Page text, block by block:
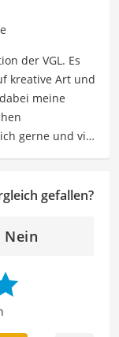
der VGL. Es
kreative Art und
meine
gerne und viel
Korrektheit zu
eine
meine
vor allem dazu
optimal
entfalten.
gefallen?
Nein